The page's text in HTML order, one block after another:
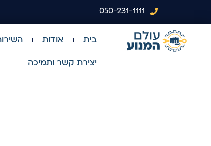
050-231-1111
בית אודות
יצירת קשר ותמיכה